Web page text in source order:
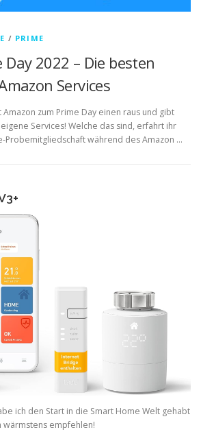
/ PRIME
2022 – Die besten
Services
Amazon zum Prime Day einen raus und gibt
Services! Welche das sind, erfahrt ihr
Probemitgliedschaft während des Amazon …
ich den Start in die Smart Home Welt gehabt
wärmstens empfehlen!